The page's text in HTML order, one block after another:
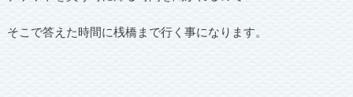
そこで答えた時間に桟橋まで行く事になります。